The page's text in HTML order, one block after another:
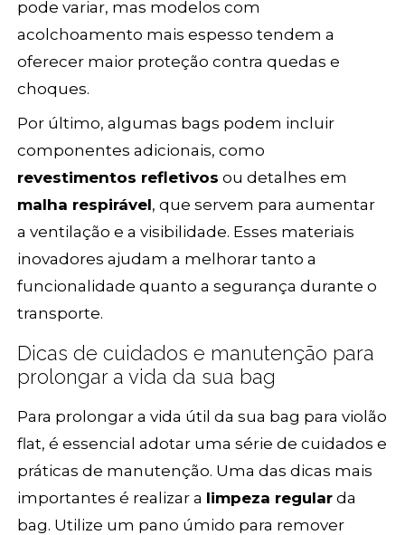
pode variar, mas modelos com
acolchoamento mais espesso tendem a
oferecer maior proteção contra quedas e
choques.
Por último, algumas bags podem incluir
componentes adicionais, como
revestimentos refletivos ou detalhes em
malha respirável, que servem para aumentar
a ventilação e a visibilidade. Esses materiais
inovadores ajudam a melhorar tanto a
funcionalidade quanto a segurança durante o
transporte.
Dicas de cuidados e manutenção para
prolongar a vida da sua bag
Para prolongar a vida útil da sua bag para violão
flat, é essencial adotar uma série de cuidados e
práticas de manutenção. Uma das dicas mais
importantes é realizar a limpeza regular da
bag. Utilize um pano úmido para remover